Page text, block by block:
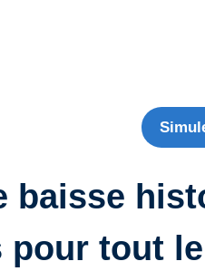
baisse
pour tout